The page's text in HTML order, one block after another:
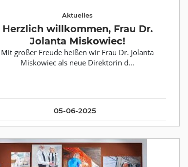
05-06-2025
Aktuelles
Herzlich willkommen, Frau Dr.
Jolanta Miskowiec!
Mit großer Freude heißen wir Frau Dr. Jolanta
Miskowiec als neue Direktorin d...